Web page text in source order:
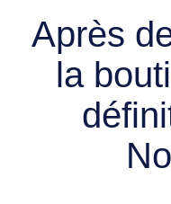
Après
la